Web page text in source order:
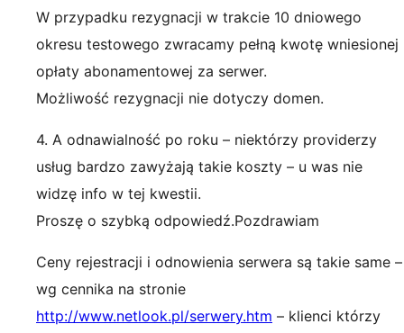
W przypadku rezygnacji w trakcie 10 dniowego
okresu testowego zwracamy pełną kwotę wniesionej
opłaty abonamentowej za serwer.
Możliwość rezygnacji nie dotyczy domen.
4. A odnawialność po roku – niektórzy providerzy
usług bardzo zawyżają takie koszty – u was nie
widzę info w tej kwestii.
Proszę o szybką odpowiedź.Pozdrawiam
Ceny rejestracji i odnowienia serwera są takie same –
wg cennika na stronie
http://www.netlook.pl/serwery.htm – klienci którzy